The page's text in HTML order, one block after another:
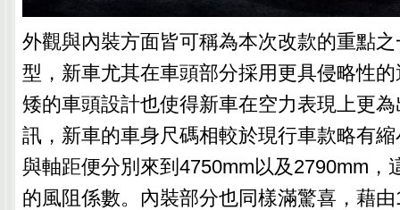
外觀與內裝方面皆可稱為本次改款的重點
型，新車尤其在車頭部分採用更具侵略性
矮的車頭設計也使得新車在空力表現上更
訊，新車的車身尺碼相較於現行車款略有
與軸距便分別來到4750mm以及2790mm，
的風阻係數。內裝部分也同樣滿驚喜，藉